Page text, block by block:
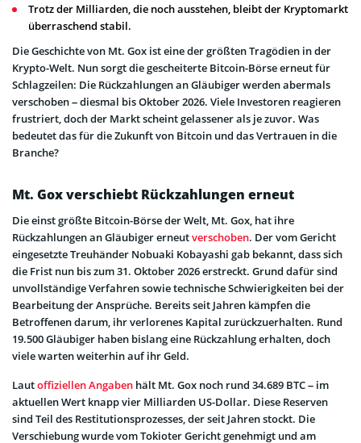
Trotz der Milliarden, die noch ausstehen, bleibt der Kryptomarkt
überraschend stabil.
Die Geschichte von Mt. Gox ist eine der größten Tragödien in der
Krypto-Welt. Nun sorgt die gescheiterte Bitcoin-Börse erneut für
Schlagzeilen: Die Rückzahlungen an Gläubiger werden abermals
verschoben – diesmal bis Oktober 2026. Viele Investoren reagieren
frustriert, doch der Markt scheint gelassener als je zuvor. Was
bedeutet das für die Zukunft von Bitcoin und das Vertrauen in die
Branche?
Mt. Gox verschiebt Rückzahlungen erneut
Die einst größte Bitcoin-Börse der Welt, Mt. Gox, hat ihre
Rückzahlungen an Gläubiger erneutverschoben. Der vom Gericht
eingesetzte Treuhänder Nobuaki Kobayashi gab bekannt, dass sich
die Frist nun bis zum 31. Oktober 2026 erstreckt. Grund dafür sind
unvollständige Verfahren sowie technische Schwierigkeiten bei der
Bearbeitung der Ansprüche. Bereits seit Jahren kämpfen die
Betroffenen darum, ihr verlorenes Kapital zurückzuerhalten. Rund
19.500 Gläubiger haben bislang eine Rückzahlung erhalten, doch
viele warten weiterhin auf ihr Geld.
Lautoffiziellen Angaben hält Mt. Gox noch rund 34.689 BTC – im
aktuellen Wert knapp vier Milliarden US-Dollar. Diese Reserven
sind Teil des Restitutionsprozesses, der seit Jahren stockt. Die
Verschiebung wurde vom Tokioter Gericht genehmigt und am